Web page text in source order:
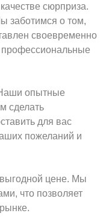
сюрприза.
заботимся о том,
своевременно
Наши опытные
сделать
для вас
пожеланий и
цене. Мы
что позволяет